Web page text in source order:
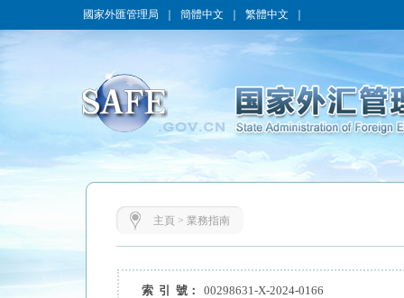
國家外匯管理局 簡體中文 繁體中文
主頁 > 業務指南
索 引 號：
00298631-X-2024-0166